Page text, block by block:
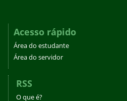
Acesso rápido
Área do estudante
Área do servidor
RSS
O que é?